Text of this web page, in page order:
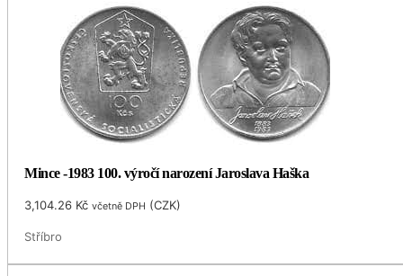
Mince -1983 100. výročí narození Jaroslava Haška
3,104.26 Kč včetně DPH (CZK)
Stříbro